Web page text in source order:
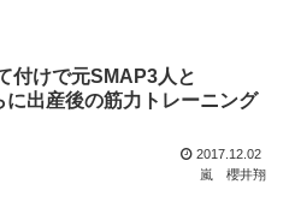
付けで元SMAP3人と
出産後の筋力トレーニング
2017.12.02
嵐
櫻井翔